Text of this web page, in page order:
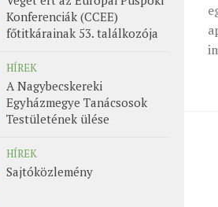
Konferenciák (CCEE)
főtitkárainak 53. találkozója
HÍREK
A Nagybecskereki
Egyházmegye Tanácsosok
Testületének ülése
HÍREK
Sajtóközlemény